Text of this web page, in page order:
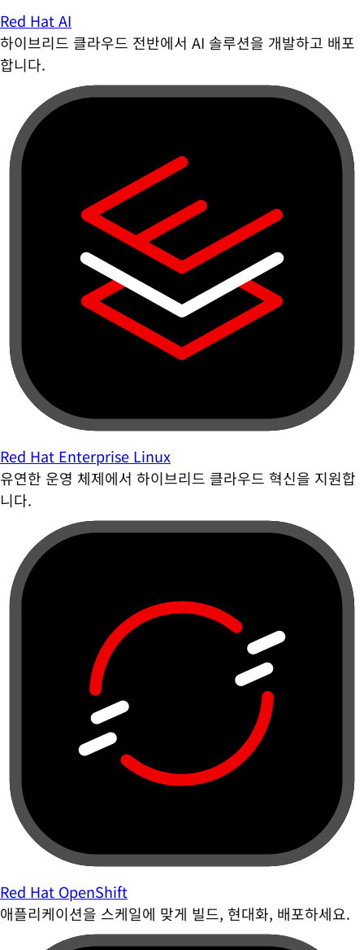
Red Hat AI
하이브리드 클라우드 전반에서 AI 솔루션을 개발하고 배포
합니다.
Red Hat Enterprise Linux
유연한 운영 체제에서 하이브리드 클라우드 혁신을 지원합
니다.
Red Hat OpenShift
애플리케이션을 스케일에 맞게 빌드, 현대화, 배포하세요.